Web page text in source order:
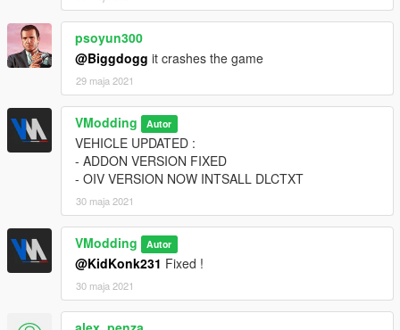
You can join my discord : https://discord.gg/xmWQUqawVc
psoyun300
@Biggdogg it crashes the game
29 maja 2021
VModding Autor
VEHICLE UPDATED :
- ADDON VERSION FIXED
- OIV VERSION NOW INTSALL DLCTXT
30 maja 2021
VModding Autor
@KidKonk231 Fixed !
30 maja 2021